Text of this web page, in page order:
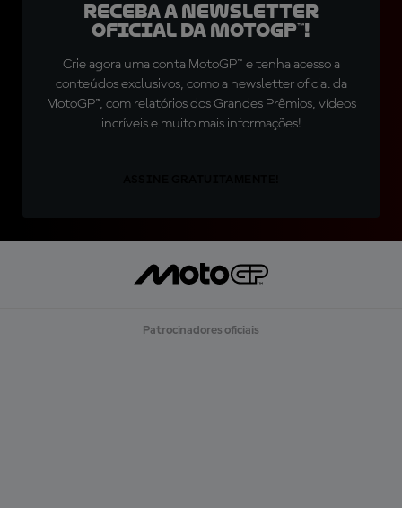
Receba a newsletter
oficial da MotoGP™!
Crie agora uma conta MotoGP™ e tenha acesso a
conteúdos exclusivos, como a newsletter oficial da
MotoGP™, com relatórios dos Grandes Prêmios, vídeos
incríveis e muito mais informações!
Patrocinadores oficiais